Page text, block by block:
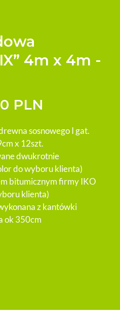
4m x 4m -
PLN
sosnowego I gat.
x 12szt.
dwukrotnie
do wyboru klienta)
bitumicznym firmy IKO
klienta)
z kantówki
ok 350cm